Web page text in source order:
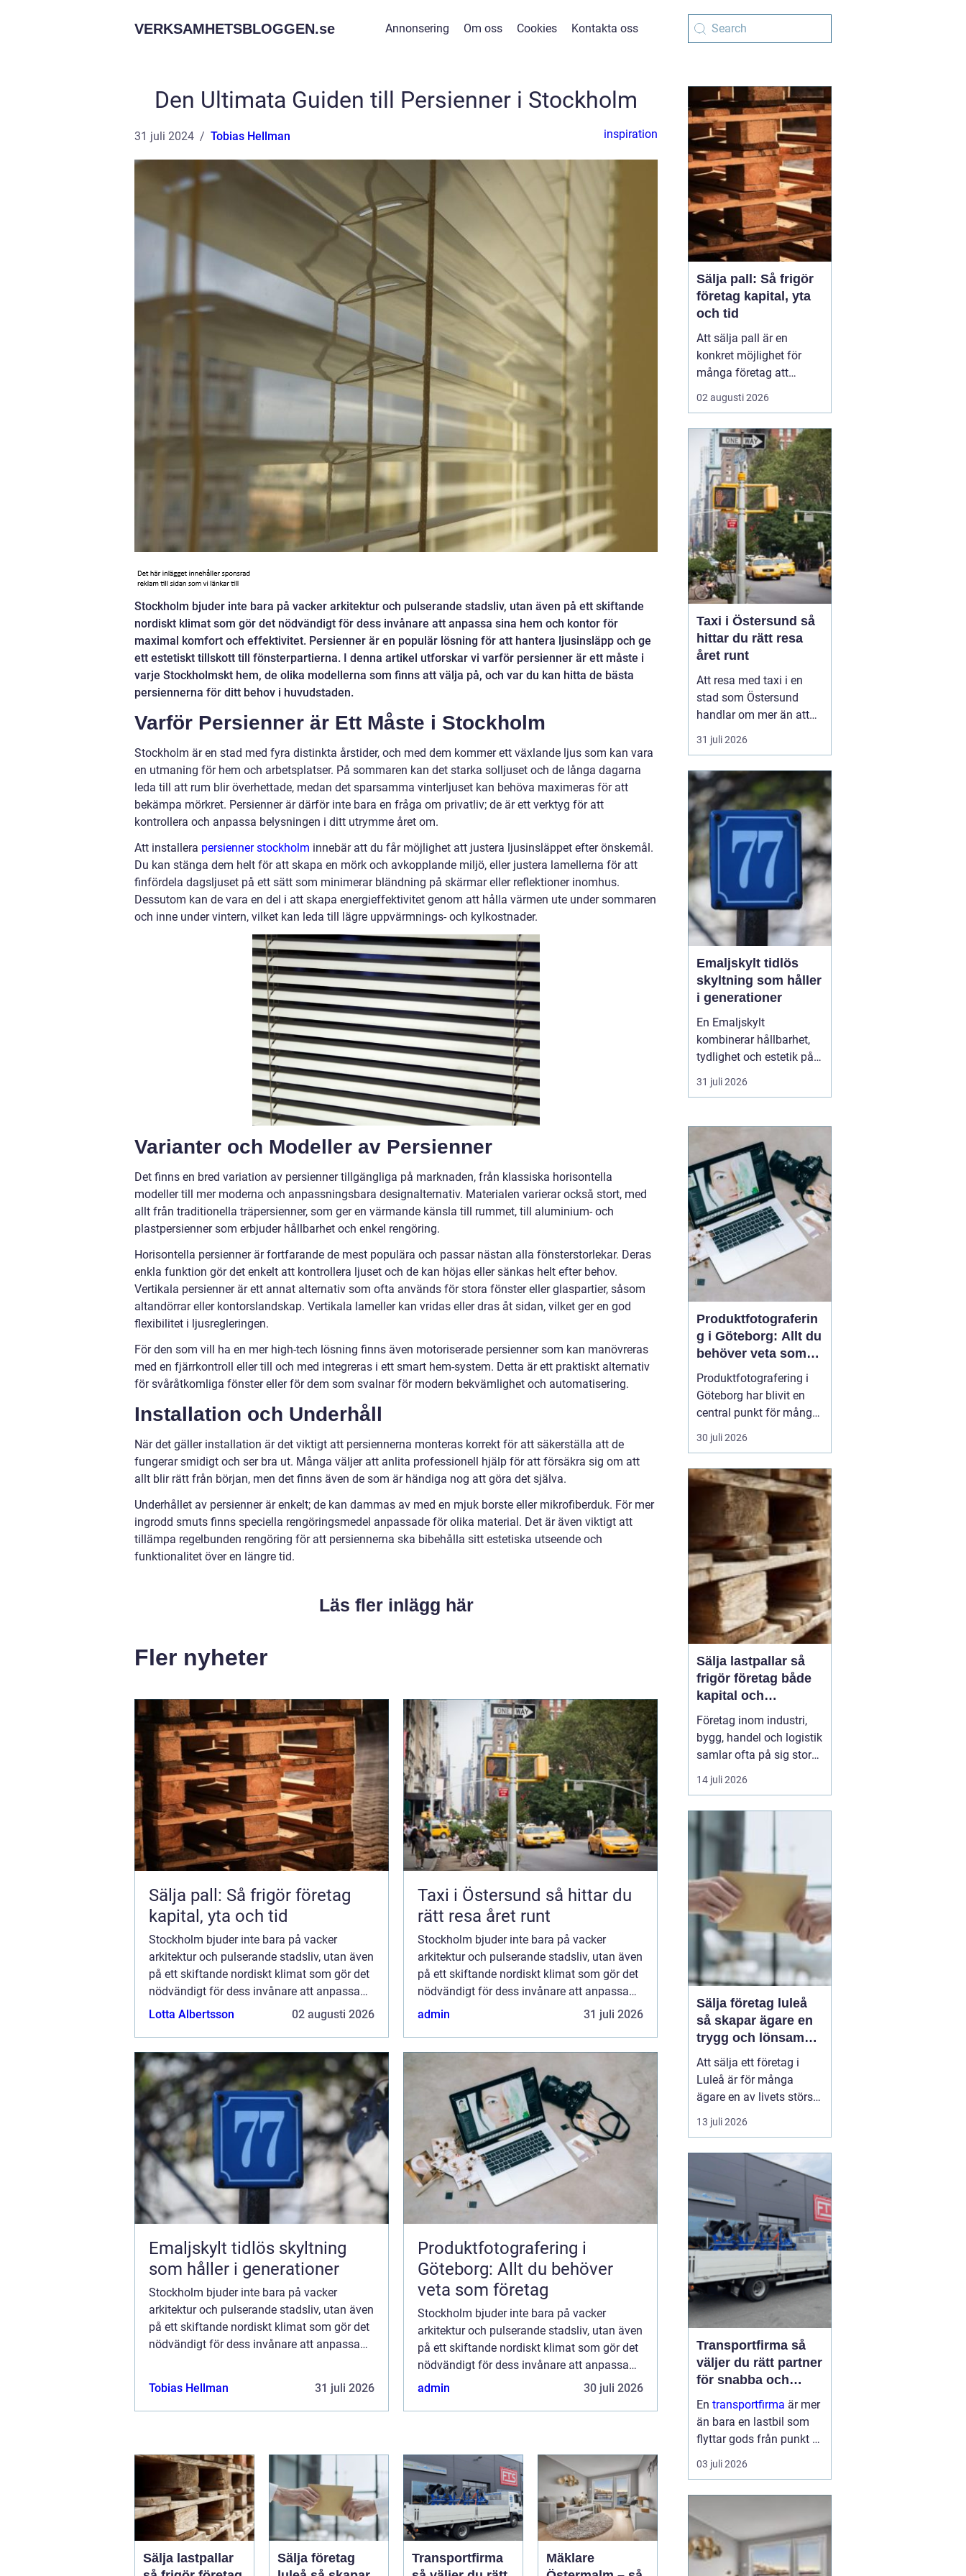
VERKSAMHETSBLOGGEN.se Annonsering Om oss Cookies Kontakta oss
Den Ultimata Guiden till Persienner i Stockholm
31 juli 2024 Tobias Hellman inspiration
Stockholm bjuder inte bara på vacker arkitektur och pulserande stadsliv, utan även på ett skiftande
nordiskt klimat som gör det nödvändigt för dess invånare att anpassa sina hem och kontor för
maximal komfort och effektivitet. Persienner är en populär lösning för att hantera ljusinsläpp och ge
ett estetiskt tillskott till fönsterpartierna. I denna artikel utforskar vi varför persienner är ett måste i
varje Stockholmskt hem, de olika modellerna som finns att välja på, och var du kan hitta de bästa
persiennerna för ditt behov i huvudstaden.
Varför Persienner är Ett Måste i Stockholm
Stockholm är en stad med fyra distinkta årstider, och med dem kommer ett växlande ljus som kan vara
en utmaning för hem och arbetsplatser. På sommaren kan det starka solljuset och de långa dagarna
leda till att rum blir överhettade, medan det sparsamma vinterljuset kan behöva maximeras för att
bekämpa mörkret. Persienner är därför inte bara en fråga om privatliv; de är ett verktyg för att
kontrollera och anpassa belysningen i ditt utrymme året om.
Att installera persienner stockholm innebär att du får möjlighet att justera ljusinsläppet efter önskemål.
Du kan stänga dem helt för att skapa en mörk och avkopplande miljö, eller justera lamellerna för att
finfördela dagsljuset på ett sätt som minimerar bländning på skärmar eller reflektioner inomhus.
Dessutom kan de vara en del i att skapa energieffektivitet genom att hålla värmen ute under sommaren
och inne under vintern, vilket kan leda till lägre uppvärmnings- och kylkostnader.
Varianter och Modeller av Persienner
Det finns en bred variation av persienner tillgängliga på marknaden, från klassiska horisontella
modeller till mer moderna och anpassningsbara designalternativ. Materialen varierar också stort, med
allt från traditionella träpersienner, som ger en värmande känsla till rummet, till aluminium- och
plastpersienner som erbjuder hållbarhet och enkel rengöring.
Horisontella persienner är fortfarande de mest populära och passar nästan alla fönsterstorlekar. Deras
enkla funktion gör det enkelt att kontrollera ljuset och de kan höjas eller sänkas helt efter behov.
Vertikala persienner är ett annat alternativ som ofta används för stora fönster eller glaspartier, såsom
altandörrar eller kontorslandskap. Vertikala lameller kan vridas eller dras åt sidan, vilket ger en god
flexibilitet i ljusregleringen.
För den som vill ha en mer high-tech lösning finns även motoriserade persienner som kan manövreras
med en fjärrkontroll eller till och med integreras i ett smart hem-system. Detta är ett praktiskt alternativ
för svåråtkomliga fönster eller för dem som svalnar för modern bekvämlighet och automatisering.
Installation och Underhåll
När det gäller installation är det viktigt att persiennerna monteras korrekt för att säkerställa att de
fungerar smidigt och ser bra ut. Många väljer att anlita professionell hjälp för att försäkra sig om att
allt blir rätt från början, men det finns även de som är händiga nog att göra det själva.
Underhållet av persienner är enkelt; de kan dammas av med en mjuk borste eller mikrofiberduk. För mer
ingrodd smuts finns speciella rengöringsmedel anpassade för olika material. Det är även viktigt att
tillämpa regelbunden rengöring för att persiennerna ska bibehålla sitt estetiska utseende och
funktionalitet över en längre tid.
Läs fler inlägg här
Fler nyheter
Sälja pall: Så frigör företag
kapital, yta och tid
Stockholm bjuder inte bara på vacker
arkitektur och pulserande stadsliv, utan även
på ett skiftande nordiskt klimat som gör det
nödvändigt för dess invånare att anpassa
sina hem och kontor för maximal k...
Lotta Albertsson 02 augusti 2026
Taxi i Östersund så hittar du
rätt resa året runt
Stockholm bjuder inte bara på vacker
arkitektur och pulserande stadsliv, utan även
på ett skiftande nordiskt klimat som gör det
nödvändigt för dess invånare att anpassa
sina hem och kontor för maximal k...
admin 31 juli 2026
Emaljskylt tidlös skyltning
som håller i generationer
Stockholm bjuder inte bara på vacker
arkitektur och pulserande stadsliv, utan även
på ett skiftande nordiskt klimat som gör det
nödvändigt för dess invånare att anpassa
Tobias Hellman
31 juli 2026
Produktfotografering i
Göteborg: Allt du behöver
veta som företag
Stockholm bjuder inte bara på vacker
arkitektur och pulserande stadsliv, utan även
på ett skiftande nordiskt klimat som gör det
nödvändigt för dess invånare att anpassa
sina hem och kontor för maximal k...
admin 30 juli 2026
Sälja lastpallar
Sälja företag
Transportfirma
Mäklare
Sälja pall: Så frigör
företag kapital, yta
och tid
Att sälja pall är en
konkret möjlighet för
många företag att
frigöra både kapital och
lagerutrymme. När
på gården binder de
pengar, skapar oreda
och kan t...
02 augusti 2026
Taxi i Östersund så
hittar du rätt resa
året runt
Att resa med taxi i en
stad som Östersund
handlar om mer än att
bara ta sig från punkt A
till punkt B. För många
vardagen, för andra en
viktig länk till flyg, tåg
eller fjäll. Valet av bolag
påverkar både trygghet,
komfort och plånb...
31 juli 2026
Emaljskylt tidlös
skyltning som håller
i generationer
En Emaljskylt
kombinerar hållbarhet,
tydlighet och estetik på
ett sätt som få andra
skyltmaterial gör. Den
av glasemalj och bränns
i hög temperatur.
Resultatet blir en skylt
som tål väder, vind och
tidens tand, och som
samtid...
31 juli 2026
Produktfotograferin
g i Göteborg: Allt du
behöver veta som
företag
Produktfotografering i
Göteborg har blivit en
central punkt för många
företag som söker att
förhöja sina produkter
bilder. Oavsett om det
handlar om e-handel,
tryckmaterial eller digital
markna...
30 juli 2026
Sälja lastpallar så
frigör företag både
kapital och
lagerutrymme
Företag inom industri,
bygg, handel och logistik
samlar ofta på sig stora
mängder lastpallar. De
tar plats, binder kapital
Genom att
lastpallar
14 juli 2026
Sälja företag luleå
så skapar ägare en
trygg och lönsam
affär
Att sälja ett företag i
Luleå är för många
ägare en av livets största
affärer. Beslutet rymmer
både känslor och hårda
kundrelationer och
personalansvar ska
omvandlas till en trygg
köpeskilling och en
hållbar framtid för...
13 juli 2026
Transportfirma så
väljer du rätt partner
för snabba och
trygga leveranser
En transportfirma är mer
än bara en lastbil som
flyttar gods från punkt A
till punkt B. Rätt partner
påverkar din
och till och med ditt
varumärke. När tiderna
är pressade, kunder...
03 juli 2026